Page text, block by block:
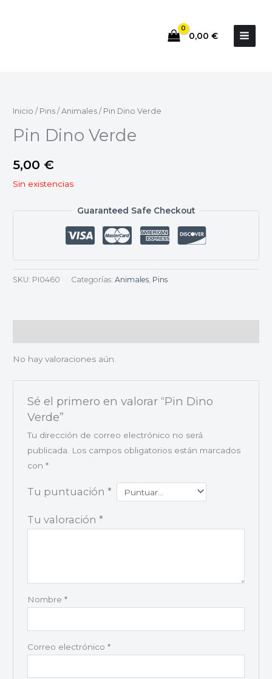
0,00 €
Inicio / Pins / Animales / Pin Dino Verde
Pin Dino Verde
5,00 €
Sin existencias
Guaranteed Safe Checkout
SKU: PI0460 Categorías: Animales, Pins
No hay valoraciones aún.
Sé el primero en valorar “Pin Dino
Verde”
Tu dirección de correo electrónico no será
publicada.
Los campos obligatorios están marcados
con *
Tu puntuación *
Tu valoración *
Nombre *
Correo electrónico *